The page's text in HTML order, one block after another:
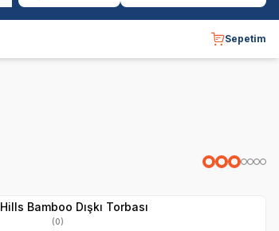
Sepetim
Hills Bamboo Dışkı Torbası
(0)